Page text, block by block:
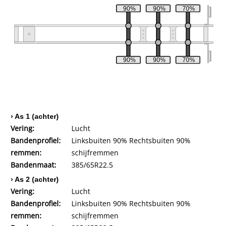
90%
90%
90%
90%
70%
70%
› As 1 (achter)
Vering:
Lucht
Bandenprofiel:
Linksbuiten 90% Rechtsbuiten 90%
remmen:
schijfremmen
Bandenmaat:
385/65R22.5
› As 2 (achter)
Vering:
Lucht
Bandenprofiel:
Linksbuiten 90% Rechtsbuiten 90%
remmen:
schijfremmen